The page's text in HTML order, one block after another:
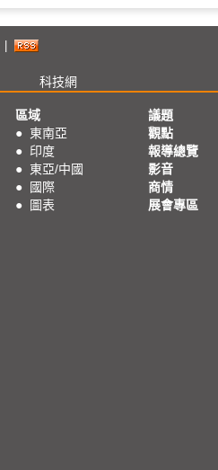
科技網
區域
● 東南亞
● 印度
● 東亞/中國
●
國際
●
圖表
議題
觀點
報導總覽
影音
商情
展會專區